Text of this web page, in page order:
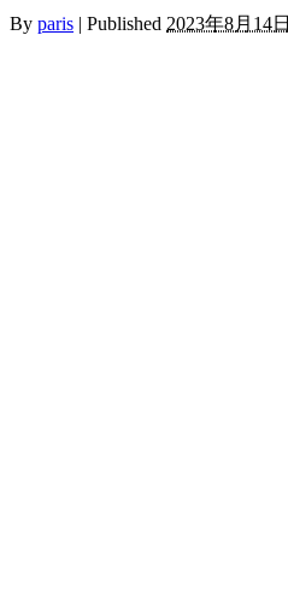
By paris | Published 2023年8月14日